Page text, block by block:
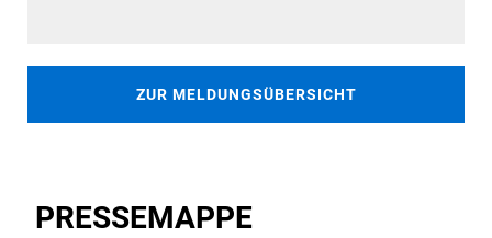
ZUR MELDUNGSÜBERSICHT
PRESSEMAPPE